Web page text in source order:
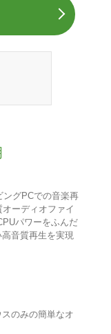
ングPCでの音楽再
ーディオファイ
パワーをふんだ
音質再生を実現
のみの簡単なオ